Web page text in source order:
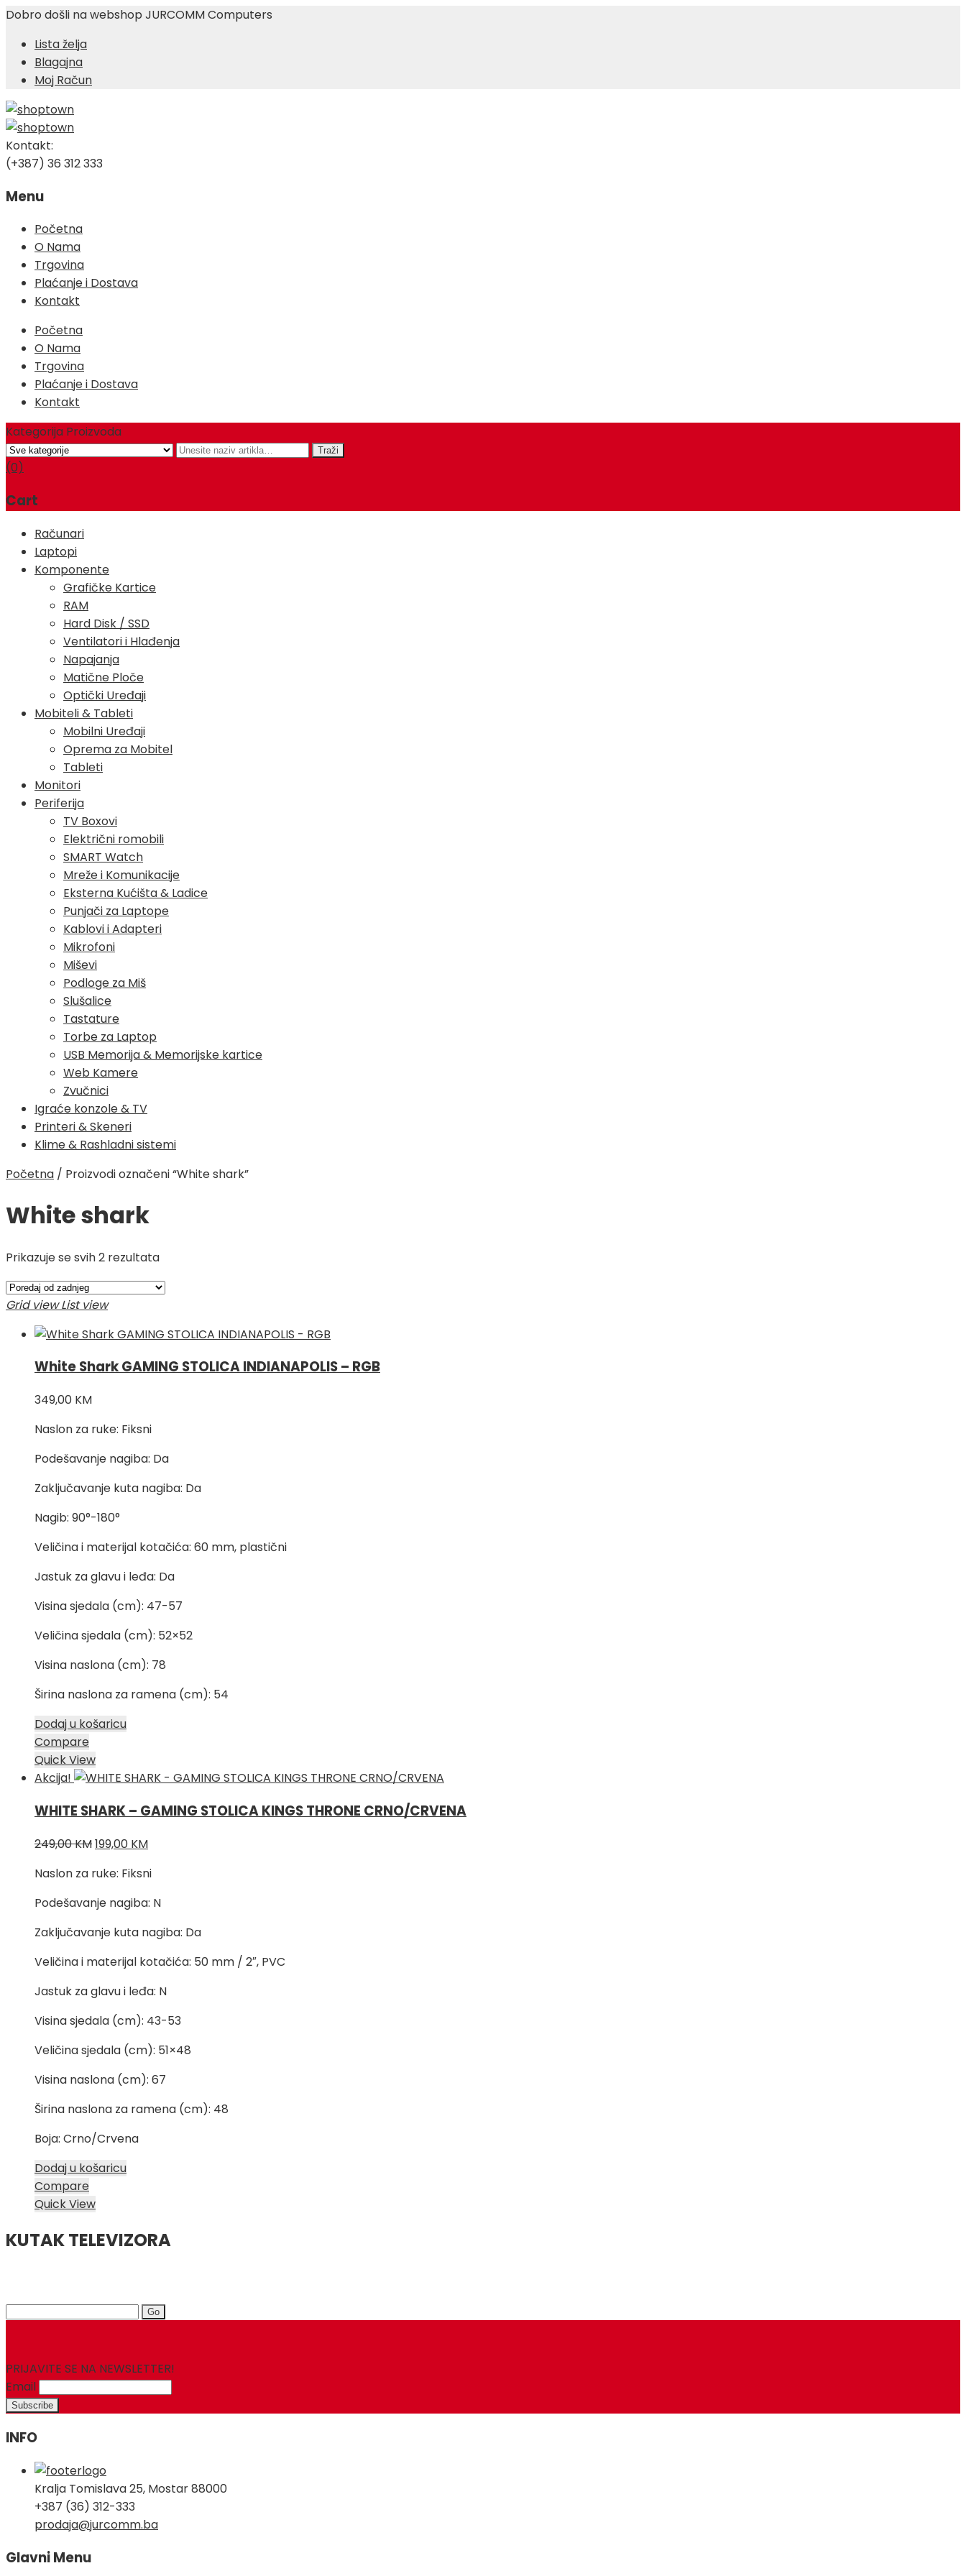
Dobro došli na webshop JURCOMM Computers
Lista želja
Blagajna
Moj Račun
Kontakt:
(+387) 36 312 333
Menu
Skip
content
Početna
O Nama
Trgovina
Plaćanje i Dostava
Kontakt
Početna
O Nama
Trgovina
Plaćanje i Dostava
Kontakt
Kategorija Proizvoda
(0)
Cart
Računari
Laptopi
Komponente
Grafičke Kartice
RAM
Hard Disk / SSD
Ventilatori i Hlađenja
Napajanja
Matične Ploče
Optički Uređaji
Mobiteli & Tableti
Mobilni Uređaji
Oprema za Mobitel
Tableti
Monitori
Periferija
TV Boxovi
Električni romobili
SMART Watch
Mreže i Komunikacije
Eksterna Kućišta & Ladice
Punjači za Laptope
Kablovi i Adapteri
Mikrofoni
Miševi
Podloge za Miš
Slušalice
Tastature
Torbe za Laptop
USB Memorija & Memorijske kartice
Web Kamere
Zvučnici
Igraće konzole & TV
Printeri & Skeneri
Klime & Rashladni sistemi
Početna / Proizvodi označeni “White shark”
White shark
Prikazuje se svih 2 rezultataPoredano
najnovijem
Grid view List view
White Shark GAMING STOLICA INDIANAPOLIS – RGB
349,00 KM
Naslon za ruke: Fiksni
Podešavanje nagiba: Da
Zaključavanje kuta nagiba: Da
Nagib: 90°-180°
Veličina i materijal kotačića: 60 mm, plastični
Jastuk za glavu i leđa: Da
Visina sjedala (cm): 47-57
Veličina sjedala (cm): 52×52
Visina naslona (cm): 78
Širina naslona za ramena (cm): 54
Dodaj u košaricu
Compare
Quick View
Akcija!
WHITE SHARK – GAMING STOLICA KINGS THRONE CRNO/CRVENA
249,00KMIzvorna
bila
je:
249,00 KM.
199,00 KMTrenutna
je:
199,00 KM.
Naslon za ruke: Fiksni
Podešavanje nagiba: N
Zaključavanje kuta nagiba: Da
Veličina i materijal kotačića: 50 mm / 2″, PVC
Jastuk za glavu i leđa: N
Visina sjedala (cm): 43-53
Veličina sjedala (cm): 51×48
Visina naslona (cm): 67
Širina naslona za ramena (cm): 48
Boja: Crno/Crvena
Dodaj u košaricu
Compare
Quick View
KUTAK TELEVIZORA
Search
PRIJAVITE SE NA NEWSLETTER!
Email
INFO
Kralja Tomislava 25, Mostar 88000
+387 (36) 312-333
prodaja@jurcomm.ba
Glavni Menu